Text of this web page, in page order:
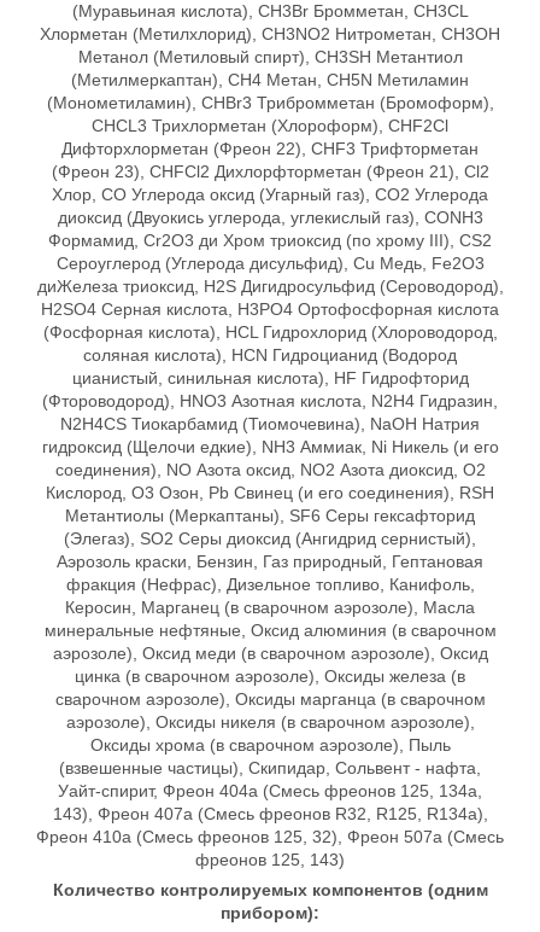
(Муравьиная кислота), CH3Br Бромметан, CH3CL
Хлорметан (Метилхлорид), CH3NO2 Нитрометан, CH3OH
Метанол (Метиловый спирт), CH3SH Метантиол
(Метилмеркаптан), CH4 Метан, CH5N Метиламин
(Монометиламин), CHBr3 Трибромметан (Бромоформ),
CHCL3 Трихлорметан (Хлороформ), CHF2Cl
Дифторхлорметан (Фреон 22), CHF3 Трифторметан
(Фреон 23), CHFCl2 Дихлорфторметан (Фреон 21), Cl2
Хлор, CO Углерода оксид (Угарный газ), CO2 Углерода
диоксид (Двуокись углерода, углекислый газ), CONH3
Формамид, Cr2O3 ди Хром триоксид (по хрому III), CS2
Сероуглерод (Углерода дисульфид), Cu Медь, Fe2O3
диЖелеза триоксид, H2S Дигидросульфид (Сероводород),
H2SO4 Серная кислота, H3РO4 Ортофосфорная кислота
(Фосфорная кислота), HCL Гидрохлорид (Хлороводород,
соляная кислота), HCN Гидроцианид (Водород
цианистый, синильная кислота), HF Гидрофторид
(Фтороводород), HNO3 Азотная кислота, N2H4 Гидразин,
N2H4CS Тиокарбамид (Тиомочевина), NaOH Натрия
гидроксид (Щелочи едкие), NH3 Аммиак, Ni Никель (и его
соединения), NO Азота оксид, NO2 Азота диоксид, O2
Кислород, O3 Озон, Pb Свинец (и его соединения), RSH
Метантиолы (Меркаптаны), SF6 Серы гексафторид
(Элегаз), SO2 Серы диоксид (Ангидрид сернистый),
Аэрозоль краски, Бензин, Газ природный, Гептановая
фракция (Нефрас), Дизельное топливо, Канифоль,
Керосин, Марганец (в сварочном аэрозоле), Масла
минеральные нефтяные, Оксид алюминия (в сварочном
аэрозоле), Оксид меди (в сварочном аэрозоле), Оксид
цинка (в сварочном аэрозоле), Оксиды железа (в
сварочном аэрозоле), Оксиды марганца (в сварочном
аэрозоле), Оксиды никеля (в сварочном аэрозоле),
Оксиды хрома (в сварочном аэрозоле), Пыль
(взвешенные частицы), Скипидар, Сольвент - нафта,
Уайт-спирит, Фреон 404а (Смесь фреонов 125, 134а,
143), Фреон 407а (Смесь фреонов R32, R125, R134a),
Фреон 410а (Смесь фреонов 125, 32), Фреон 507а (Смесь
фреонов 125, 143)
Количество контролируемых компонентов (одним
прибором):